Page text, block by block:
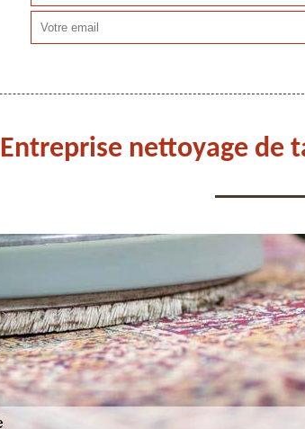
Entreprise nettoyage de